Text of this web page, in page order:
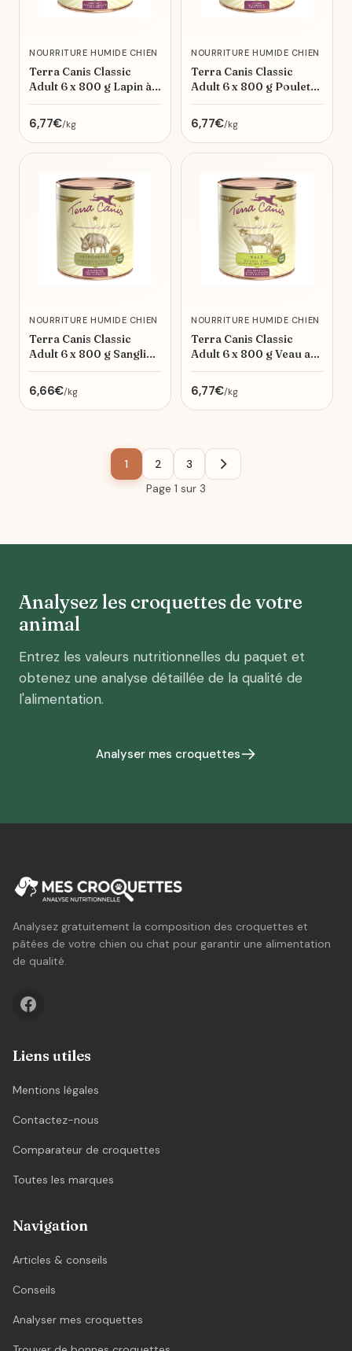
NOURRITURE HUMIDE CHIEN
Terra Canis Classic
Adult 6 x 800 g Lapin à
la courgette, amaranthe
et ail des ours
6,77€/kg
NOURRITURE HUMIDE CHIEN
Terra Canis Classic
Adult 6 x 800 g Poulet
aux tomates, amarante
et basilic
6,77€/kg
NOURRITURE HUMIDE CHIEN
Terra Canis Classic
Adult 6 x 800 g Sanglier
avec riz naturel, fenouil
et framboises
6,66€/kg
NOURRITURE HUMIDE CHIEN
Terra Canis Classic
Adult 6 x 800 g Veau au
millet, concombre,
melon jaune et ail des
ours
6,77€/kg
1 2
3
Page 1 sur 3
Analysez les croquettes de votre
animal
Entrez les valeurs nutritionnelles du paquet et
obtenez une analyse détaillée de la qualité de
l'alimentation.
Analyser mes croquettes
Analysez gratuitement la composition des croquettes et
pâtées de votre chien ou chat pour garantir une alimentation
de qualité.
Liens utiles
Mentions légales
Contactez-nous
Comparateur de croquettes
Toutes les marques
Navigation
Articles & conseils
Conseils
Analyser mes croquettes